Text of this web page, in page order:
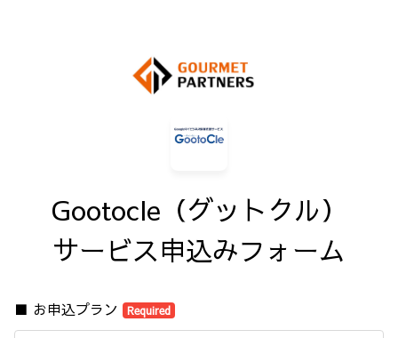
Gootocle（グットクル）
サービス申込みフォーム
■ お申込プラン Required